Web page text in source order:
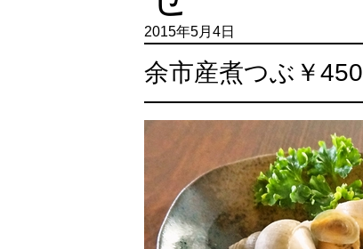
2015年5月4日
余市産煮つぶ￥450